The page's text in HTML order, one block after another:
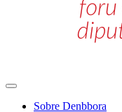
Navegación
principal
Sobre Denbbora